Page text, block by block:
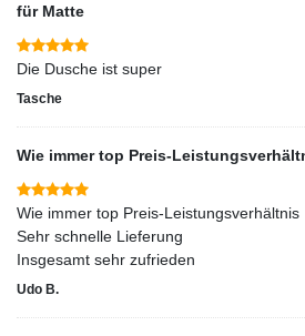
für Matte
Die Dusche ist super
Tasche
Wie immer top Preis-
Wie immer top Preis-Leistungsverhältnis
Sehr schnelle Lieferung
Insgesamt sehr zufrieden
Udo B.